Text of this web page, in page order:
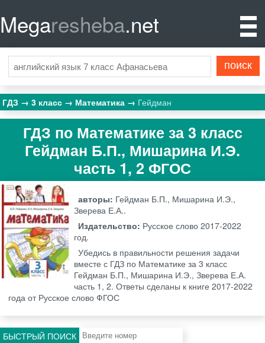
Megaresheba.net
ГДЗ 3 класс Математика Гейдман
ГДЗ по Математике за 3 класс
Гейдман Б.П., Мишарина И.Э.
часть 1, 2 ФГОС
авторы: Гейдман Б.П., Мишарина И.Э.,
Зверева Е.А..
Издательство: Русское слово 2017-2022
год.
Убедись в правильности решения задачи
вместе с ГДЗ по Математике за 3 класс
Гейдман Б.П., Мишарина И.Э., Зверева Е.А.
часть 1, 2. Ответы сделаны к книге 2017-2022
года от Русское слово ФГОС
БЫСТРЫЙ ПОИСК